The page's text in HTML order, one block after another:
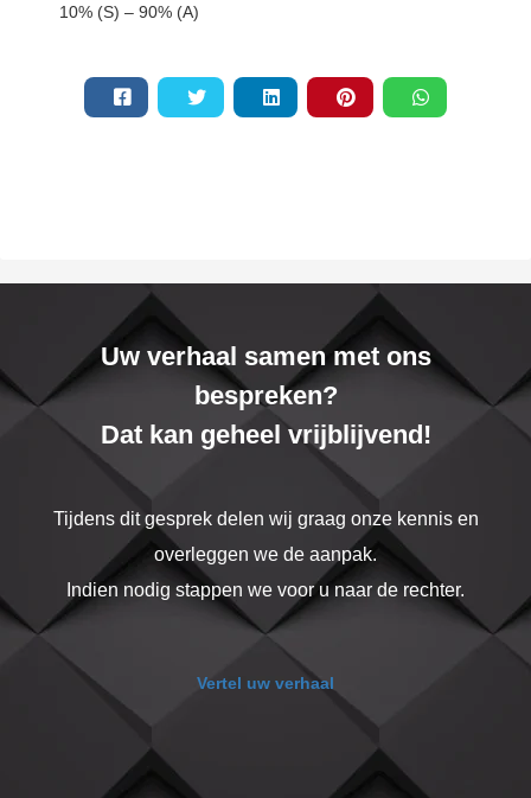
10% (S) – 90% (A)
Uw verhaal samen met ons
bespreken?
Dat kan geheel vrijblijvend!
Tijdens dit gesprek delen wij graag onze kennis en
overleggen we de aanpak.
Indien nodig stappen we voor u naar de rechter.
Vertel uw verhaal